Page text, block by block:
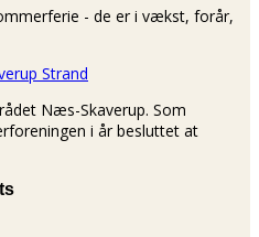
- de er i vækst, forår,
Strand
Næs-Skaverup. Som
i år besluttet at